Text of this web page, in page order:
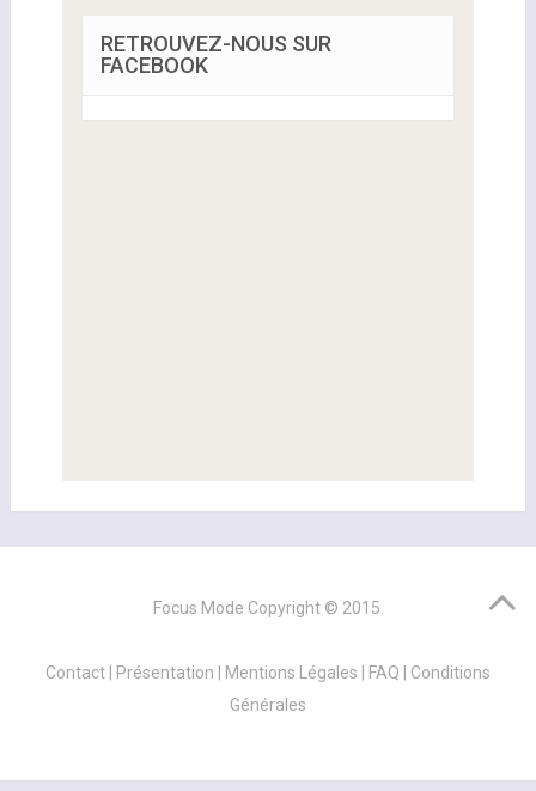
RETROUVEZ-NOUS SUR
FACEBOOK
Focus Mode Copyright © 2015.
Contact | Présentation | Mentions Légales | FAQ | Conditions
Générales